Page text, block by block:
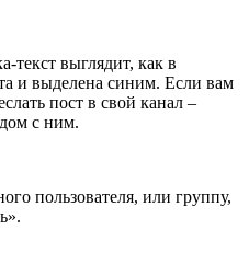
выглядит, как в
и выделена синим. Если вам
пост в свой канал –
с ним.
пользователя, или группу,